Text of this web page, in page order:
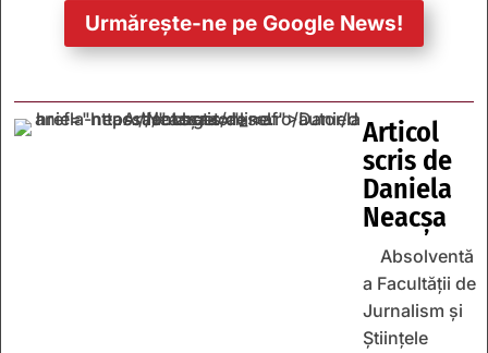
Urmărește-ne pe Google News!
Articol
scris de
Daniela
Neacșa
Absolventă
a Facultății de
Jurnalism și
Științele